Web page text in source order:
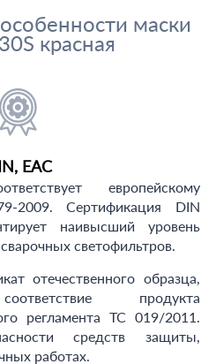
маски
красная
EAC
европейскому
2009. Сертификация DIN
наивысший уровень
светофильтров.
отечественного образца,
продукта
регламента ТС 019/2011.
средств защиты,
работах.